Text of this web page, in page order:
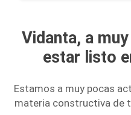
Vidanta, a
estar listo
Estamos a muy pocas
materia constructiva de